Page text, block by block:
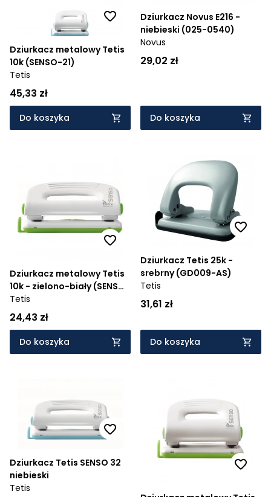
Dziurkacz metalowy Tetis
10k (SENSO-21)
Tetis
45,33 zł
Do koszyka
Dziurkacz Novus E216 -
niebieski (025-0540)
Novus
29,02 zł
Do koszyka
Dziurkacz metalowy Tetis
10k - zielono-biały (SENSO-
33)
Tetis
24,43 zł
Do koszyka
Dziurkacz Tetis 25k -
srebrny (GD009-AS)
Tetis
31,61 zł
Do koszyka
Dziurkacz Tetis SENSO 32
niebieski
Tetis